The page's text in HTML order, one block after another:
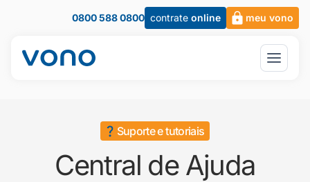
0800 588 0800 contrate online meu vono
Suporte e tutoriais
Central de Ajuda